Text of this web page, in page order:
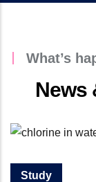
What’s
News
Study